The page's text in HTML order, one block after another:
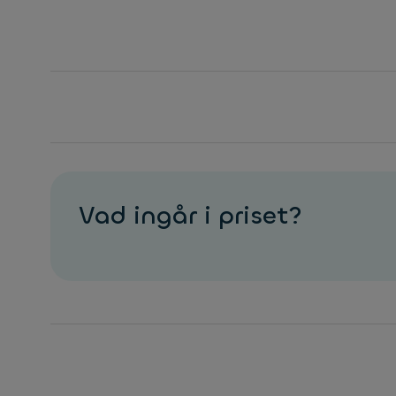
Vad ingår i priset?